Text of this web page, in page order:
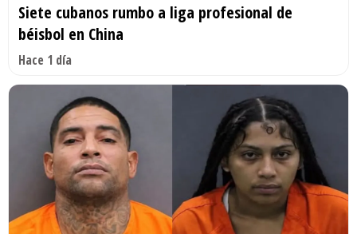
Siete cubanos rumbo a liga profesional de
béisbol en China
Hace 1 día